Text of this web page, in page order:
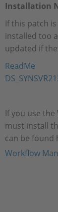
Installation
If this patch
installed too
updated if
ReadMe
If you use
must install
can be found
Workflow